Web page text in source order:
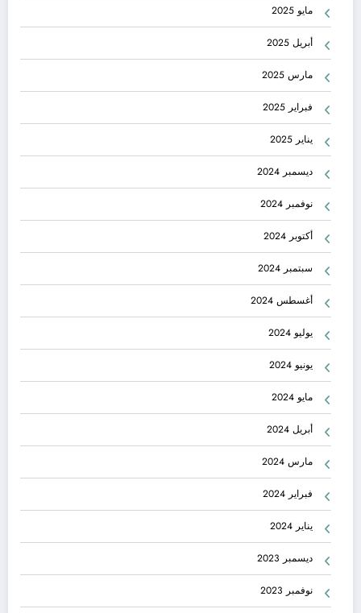
مايو 2025
أبريل 2025
مارس 2025
فبراير 2025
يناير 2025
ديسمبر 2024
نوفمبر 2024
أكتوبر 2024
سبتمبر 2024
أغسطس 2024
يوليو 2024
يونيو 2024
مايو 2024
أبريل 2024
مارس 2024
فبراير 2024
يناير 2024
ديسمبر 2023
نوفمبر 2023